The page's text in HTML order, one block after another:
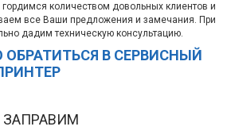
количеством довольных клиентов и
все Ваши предложения и замечания. При
дадим техническую консультацию.
В СЕРВИСНЫЙ